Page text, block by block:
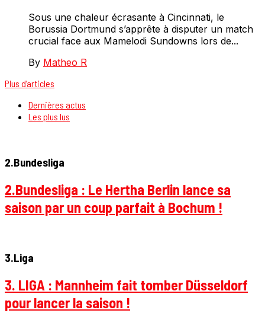
Sous une chaleur écrasante à Cincinnati, le
Borussia Dortmund s’apprête à disputer un match
crucial face aux Mamelodi Sundowns lors de...
By Matheo R
Plus d’articles
Dernières actus
Les plus lus
2.Bundesliga
2.Bundesliga : Le Hertha Berlin lance sa
saison par un coup parfait à Bochum !
3.Liga
3. LIGA : Mannheim fait tomber Düsseldorf
pour lancer la saison !